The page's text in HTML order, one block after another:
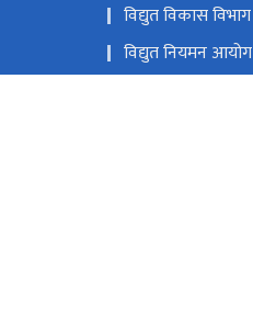
विद्युत विकास विभाग
विद्युत नियमन आयोग